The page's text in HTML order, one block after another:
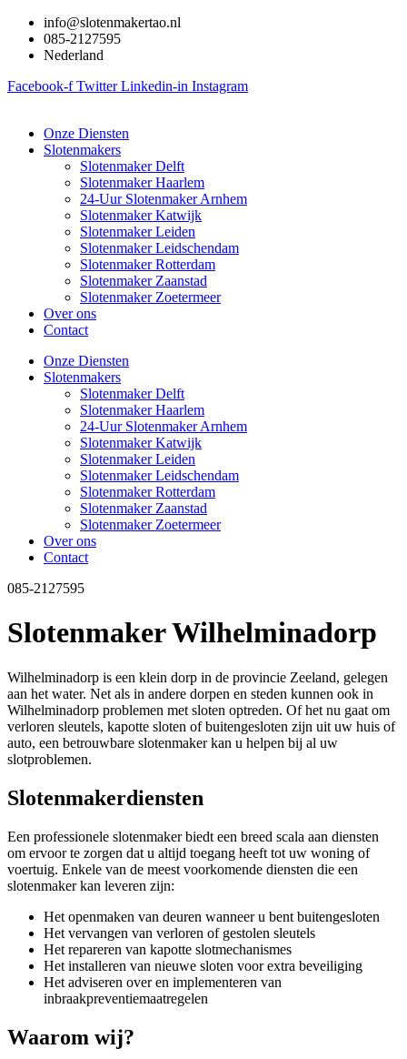
naar
info@slotenmakertao.nl
085-2127595
Nederland
Facebook-f Twitter Linkedin-in Instagram
Onze Diensten
Slotenmakers
Slotenmaker Delft
Slotenmaker Haarlem
24-Uur Slotenmaker Arnhem
Slotenmaker Katwijk
Slotenmaker Leiden
Slotenmaker Leidschendam
Slotenmaker Rotterdam
Slotenmaker Zaanstad
Slotenmaker Zoetermeer
Over ons
Contact
Onze Diensten
Slotenmakers
Slotenmaker Delft
Slotenmaker Haarlem
24-Uur Slotenmaker Arnhem
Slotenmaker Katwijk
Slotenmaker Leiden
Slotenmaker Leidschendam
Slotenmaker Rotterdam
Slotenmaker Zaanstad
Slotenmaker Zoetermeer
Over ons
Contact
085-2127595
Slotenmaker Wilhelminadorp
Wilhelminadorp is een klein dorp in de provincie Zeeland, gelegen
aan het water. Net als in andere dorpen en steden kunnen ook in
Wilhelminadorp problemen met sloten optreden. Of het nu gaat om
verloren sleutels, kapotte sloten of buitengesloten zijn uit uw huis of
auto, een betrouwbare slotenmaker kan u helpen bij al uw
slotproblemen.
Slotenmakerdiensten
Een professionele slotenmaker biedt een breed scala aan diensten
om ervoor te zorgen dat u altijd toegang heeft tot uw woning of
voertuig. Enkele van de meest voorkomende diensten die een
slotenmaker kan leveren zijn:
Het openmaken van deuren wanneer u bent buitengesloten
Het vervangen van verloren of gestolen sleutels
Het repareren van kapotte slotmechanismes
Het installeren van nieuwe sloten voor extra beveiliging
Het adviseren over en implementeren van
inbraakpreventiemaatregelen
Waarom wij?